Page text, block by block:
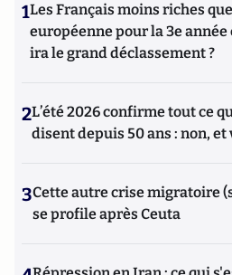
1Les Français moins riches
européenne pour la 3e
ira le grand déclassement ?
2L’été 2026 confirme tout ce
disent depuis 50 ans : non,
3Cette autre crise migratoire
se profile après Ceuta